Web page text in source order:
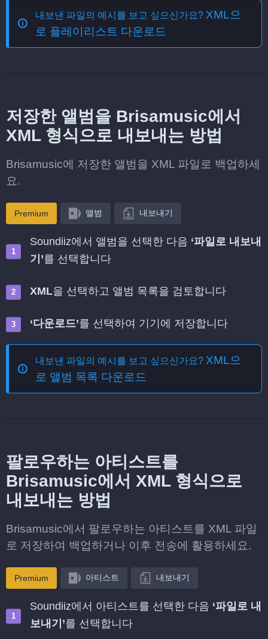
내보낸 파일의 예시를 보고 싶으신가요? XML으
로 플레이리스트 다운로드
저장한 앨범을 Brisamusic에서
XML 형식으로 내보내는 방법
Brisamusic에 저장한 앨범을 XML 파일로 백업하세
요.
Premium 앨범 내보내기
Soundiiz에서 앨범을 선택한 다음 ‘파일로 내보내
기’를 선택합니다
XML을 선택하고 앨범 목록을 검토합니다
‘다운로드’를 선택하여 기기에 저장합니다
내보낸 파일의 예시를 보고 싶으신가요? XML으
로 앨범 목록 다운로드
팔로우하는 아티스트를
Brisamusic에서 XML 형식으로
내보내는 방법
Brisamusic에서 팔로우하는 아티스트를 XML 파일
로 저장하여 백업하거나 이후 전송에 활용하세요.
Premium 아티스트 내보내기
Soundiiz에서 아티스트를 선택한 다음 ‘파일로 내
보내기’를 선택합니다